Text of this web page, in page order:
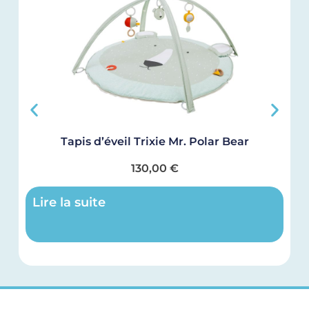
Tapis d’éveil Trixie Mr. Polar Bear
130,00 €
Lire la suite